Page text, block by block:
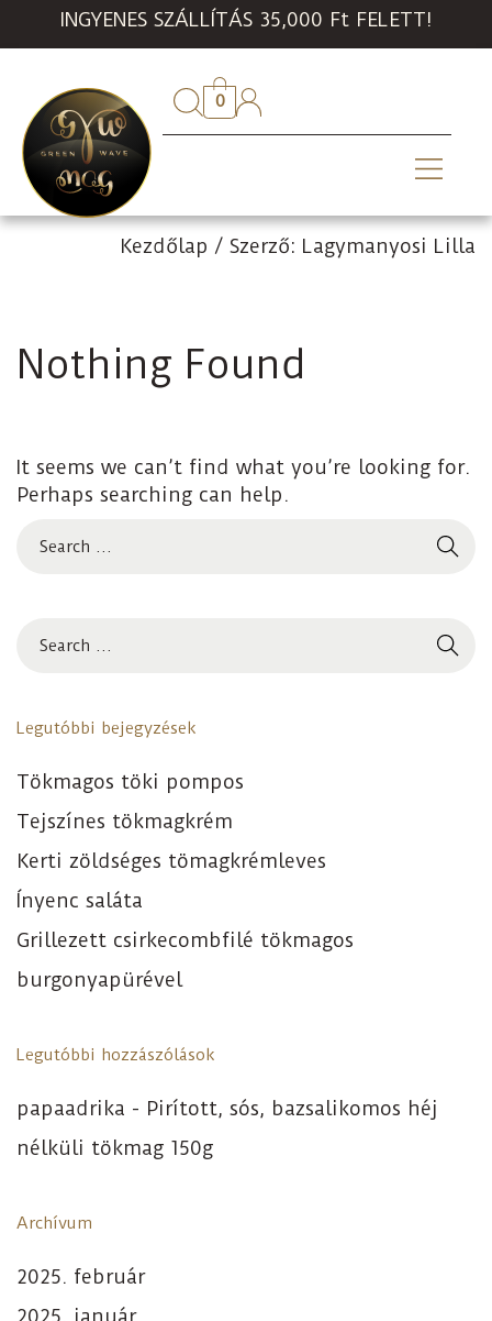
INGYENES SZÁLLÍTÁS 35,000 Ft FELETT!
0
Kezdőlap / Szerző: Lagymanyosi Lilla
Nothing Found
It seems we can’t find what you’re looking for.
Perhaps searching can help.
Legutóbbi bejegyzések
Tökmagos töki pompos
Tejszínes tökmagkrém
Kerti zöldséges tömagkrémleves
Ínyenc saláta
Grillezett csirkecombfilé tökmagos
burgonyapürével
Legutóbbi hozzászólások
papaadrika - Pirított, sós, bazsalikomos héj
nélküli tökmag 150g
Archívum
2025. február